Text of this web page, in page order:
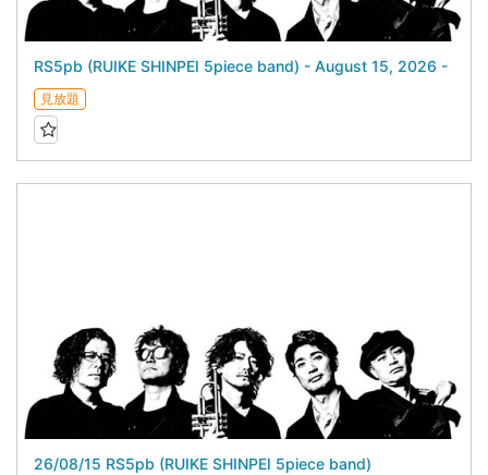
RS5pb (RUIKE SHINPEI 5piece band) - August 15, 2026 -
見放題
26/08/15 RS5pb (RUIKE SHINPEI 5piece band)